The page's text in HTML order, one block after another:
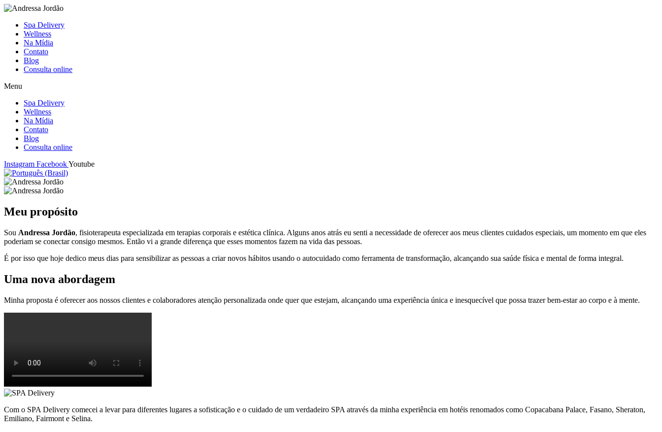
Spa Delivery
Wellness
Na Mídia
Contato
Blog
Consulta online
Menu
Spa Delivery
Wellness
Na Mídia
Contato
Blog
Consulta online
Instagram FacebookYoutube
Meu propósito
Sou Andressa Jordão, fisioterapeuta especializada em terapias corporais e estética clínica. Alguns anos atrás eu senti a necessidade de oferecer aos meus clientes cuidados especiais, um momento em que eles
poderiam se conectar consigo mesmos. Então vi a grande diferença que esses momentos fazem na vida das pessoas.
É por isso que hoje dedico meus dias para sensibilizar as pessoas a criar novos hábitos usando o autocuidado como ferramenta de transformação, alcançando sua saúde física e mental de forma integral.
Uma nova abordagem
Minha proposta é oferecer aos nossos clientes e colaboradores atenção personalizada onde quer que estejam, alcançando uma experiência única e inesquecível que possa trazer bem-estar ao corpo e à mente.
Com o SPA Delivery comecei a levar para diferentes lugares a sofisticação e o cuidado de um verdadeiro SPA através da minha experiência em hotéis renomados como Copacabana Palace, Fasano, Sheraton,
Emiliano, Fairmont e Selina.